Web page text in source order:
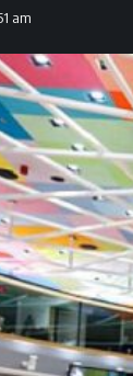
am